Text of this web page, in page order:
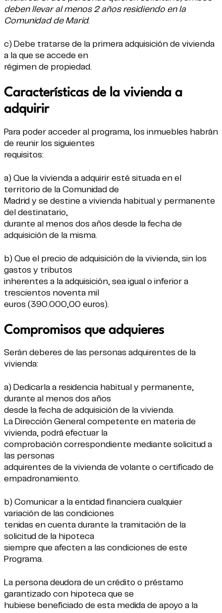
deben llevar al menos 2 años residiendo en la
Comunidad de Marid.
c) Debe tratarse de la primera adquisición de vivienda
a la que se accede en
régimen de propiedad.
Características de la vivienda a
adquirir
Para poder acceder al programa, los inmuebles habrán
de reunir los siguientes
requisitos:
a) Que la vivienda a adquirir esté situada en el
territorio de la Comunidad de
Madrid y se destine a vivienda habitual y permanente
del destinatario,
durante al menos dos años desde la fecha de
adquisición de la misma.
b) Que el precio de adquisición de la vivienda, sin los
gastos y tributos
inherentes a la adquisición, sea igual o inferior a
trescientos noventa mil
euros (390.000,00 euros).
Compromisos que adquieres
Serán deberes de las personas adquirentes de la
vivienda:
a) Dedicarla a residencia habitual y permanente,
durante al menos dos años
desde la fecha de adquisición de la vivienda.
La Dirección General competente en materia de
vivienda, podrá efectuar la
comprobación correspondiente mediante solicitud a
las personas
adquirentes de la vivienda de volante o certificado de
empadronamiento.
b) Comunicar a la entidad financiera cualquier
variación de las condiciones
tenidas en cuenta durante la tramitación de la
solicitud de la hipoteca
siempre que afecten a las condiciones de este
Programa.
La persona deudora de un crédito o préstamo
garantizado con hipoteca que se
hubiese beneficiado de esta medida de apoyo a la